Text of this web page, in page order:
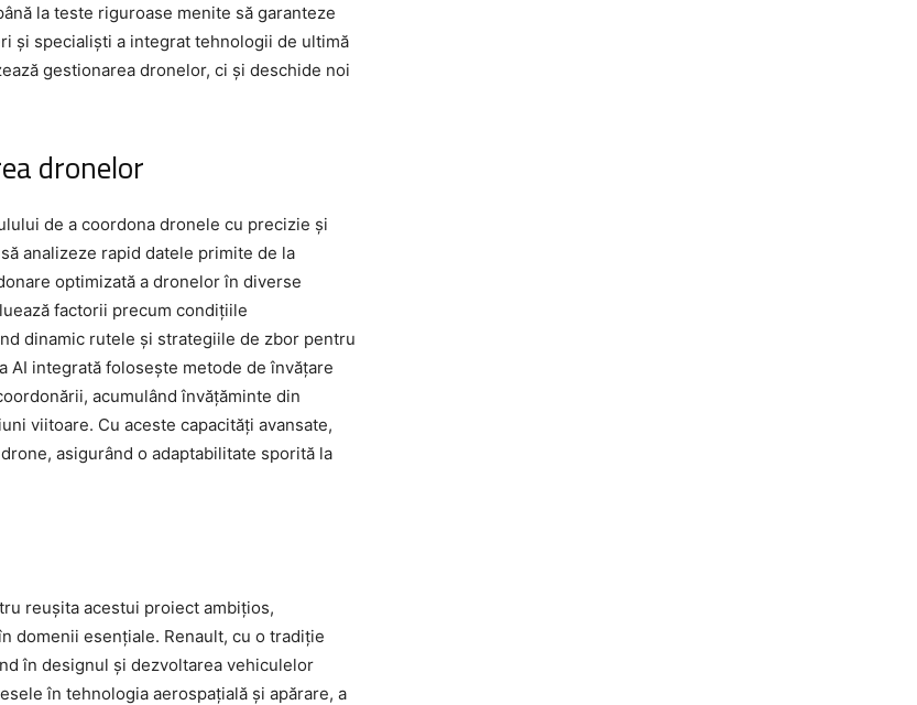
la teste riguroase menite să garanteze
și specialiști a integrat tehnologii de ultimă
gestionarea dronelor, ci și deschide noi
dronelor
de a coordona dronele cu precizie și
analizeze rapid datele primite de la
optimizată a dronelor în diverse
factorii precum condițiile
dinamic rutele și strategiile de zbor pentru
AI integrată folosește metode de învățare
acumulând învățăminte din
viitoare. Cu aceste capacități avansate,
asigurând o adaptabilitate sporită la
reușita acestui proiect ambițios,
domenii esențiale. Renault, cu o tradiție
în designul și dezvoltarea vehiculelor
în tehnologia aerospațială și apărare, a